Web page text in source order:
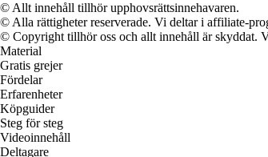
© Allt innehåll tillhör upphovsrättsinnehavaren.
© Alla rättigheter reserverade. Vi deltar i affiliate-
© Copyright tillhör oss och allt innehåll är skyddat.
Material
Gratis grejer
Fördelar
Erfarenheter
Köpguider
Steg för steg
Videoinnehåll
Deltagare